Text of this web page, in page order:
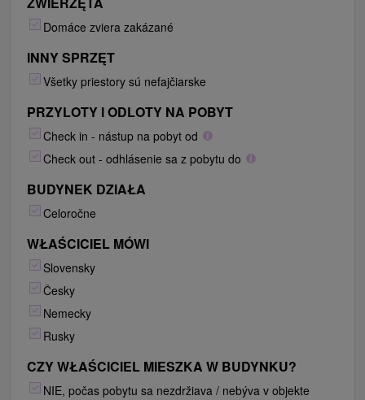
Domáce zviera zakázané
INNY SPRZĘT
Všetky priestory sú nefajčiarske
PRZYLOTY I ODLOTY NA POBYT
Check in - nástup na pobyt od
Check out - odhlásenie sa z pobytu do
BUDYNEK DZIAŁA
Celoročne
WŁAŚCICIEL MÓWI
Slovensky
Česky
Nemecky
Rusky
CZY WŁAŚCICIEL MIESZKA W BUDYNKU?
NIE, počas pobytu sa nezdržiava / nebýva v objekte